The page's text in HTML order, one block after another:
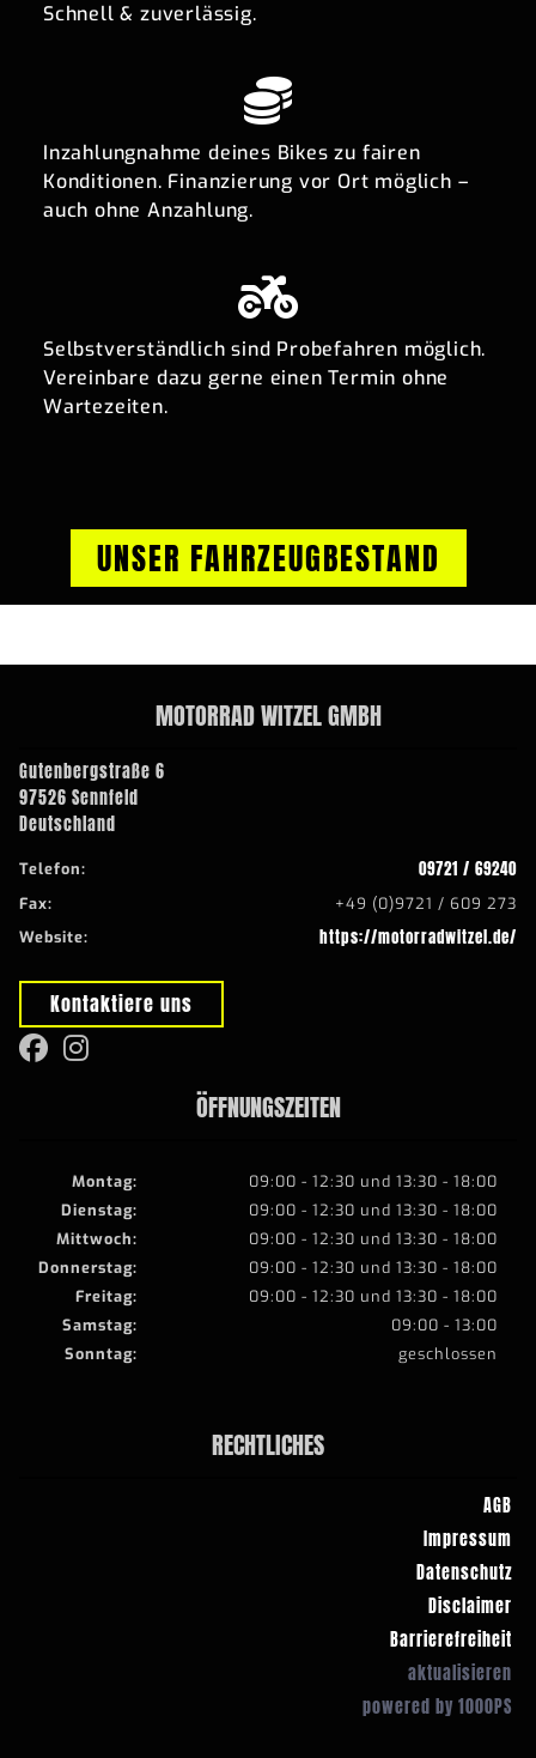
Schnell & zuverlässig.
Inzahlungnahme deines Bikes zu fairen
Konditionen. Finanzierung vor Ort möglich –
auch ohne Anzahlung.
Selbstverständlich sind Probefahren möglich.
Vereinbare dazu gerne einen Termin ohne
Wartezeiten.
UNSER FAHRZEUGBESTAND
MOTORRAD WITZEL GMBH
Gutenbergstraße 6
97526 Sennfeld
Deutschland
Telefon: 09721 / 69240
Fax:
+49 (0)9721 / 609 273
Website:
https://motorradwitzel.de/
Kontaktiere uns
ÖFFNUNGSZEITEN
Montag:
09:00 - 12:30 und 13:30 - 18:00
Dienstag:
09:00 - 12:30 und 13:30 - 18:00
Mittwoch:
09:00 - 12:30 und 13:30 - 18:00
Donnerstag:
09:00 - 12:30 und 13:30 - 18:00
Freitag:
09:00 - 12:30 und 13:30 - 18:00
Samstag:
09:00 - 13:00
Sonntag:
geschlossen
RECHTLICHES
AGB
Impressum
Datenschutz
Disclaimer
Barrierefreiheit
aktualisieren
powered by 1000PS